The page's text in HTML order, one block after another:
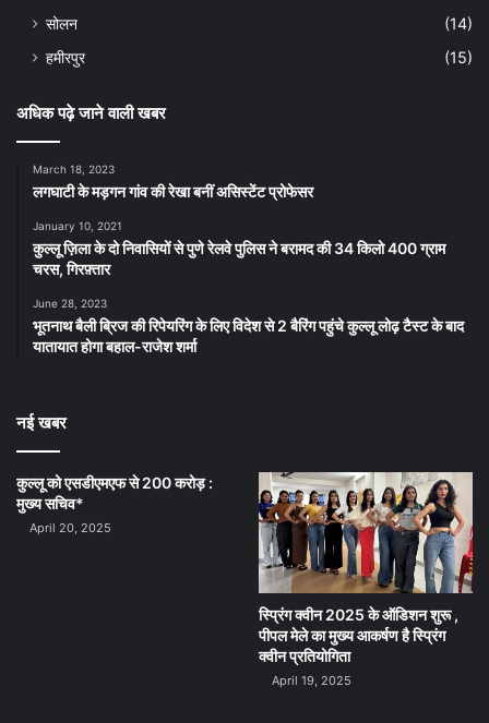
सोलन
(14)
हमीरपुर
(15)
अधिक पढ़े जाने वाली खबर
March 18, 2023
लगघाटी के मड़गन गांव की रेखा बनीं असिस्टेंट प्रोफेसर
January 10, 2021
कुल्लू ज़िला के दो निवासियों से पुणे रेलवे पुलिस ने बरामद की 34 किलो 400 ग्राम
चरस, गिरफ़्तार
June 28, 2023
भूतनाथ बैली ब्रिज की रिपेयरिंग के लिए विदेश से 2 बैरिंग पहुंचे कुल्लू लोढ़ टैस्ट के बाद
यातायात होगा बहाल-राजेश शर्मा
नई खबर
कुल्लू को एसडीएमएफ से 200 करोड़ :
मुख्य सचिव*
April 20, 2025
स्प्रिंग क्वीन 2025 के ऑडिशन शुरू ,
पीपल मेले का मुख्य आकर्षण है स्प्रिंग
क्वीन प्रतियोगिता
April 19, 2025